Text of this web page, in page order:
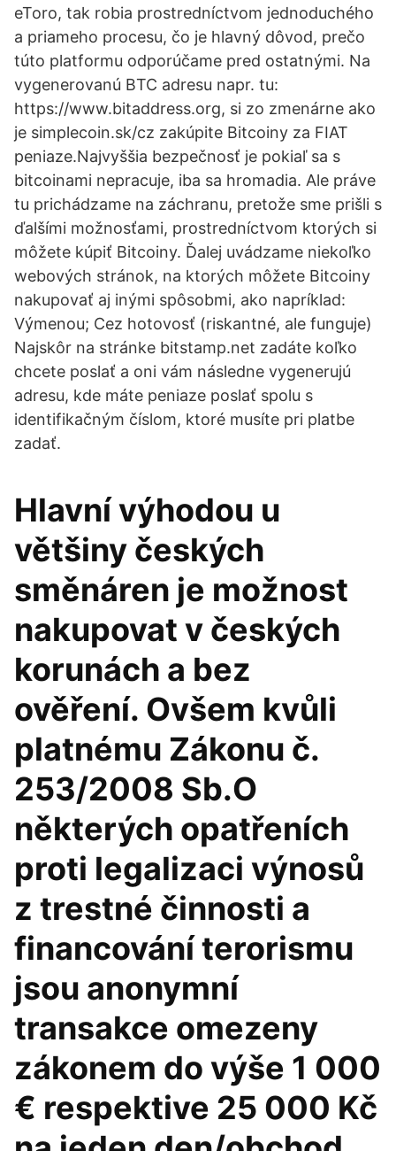
eToro, tak robia prostredníctvom jednoduchého
a priameho procesu, čo je hlavný dôvod, prečo
túto platformu odporúčame pred ostatnými. Na
vygenerovanú BTC adresu napr. tu:
https://www.bitaddress.org, si zo zmenárne ako
je simplecoin.sk/cz zakúpite Bitcoiny za FIAT
peniaze.Najvyššia bezpečnosť je pokiaľ sa s
bitcoinami nepracuje, iba sa hromadia. Ale práve
tu prichádzame na záchranu, pretože sme prišli s
ďalšími možnosťami, prostredníctvom ktorých si
môžete kúpiť Bitcoiny. Ďalej uvádzame niekoľko
webových stránok, na ktorých môžete Bitcoiny
nakupovať aj inými spôsobmi, ako napríklad:
Výmenou; Cez hotovosť (riskantné, ale funguje)
Najskôr na stránke bitstamp.net zadáte koľko
chcete poslať a oni vám následne vygenerujú
adresu, kde máte peniaze poslať spolu s
identifikačným číslom, ktoré musíte pri platbe
zadať.
Hlavní výhodou u
většiny českých
směnáren je možnost
nakupovat v českých
korunách a bez
ověření. Ovšem kvůli
platnému Zákonu č.
253/2008 Sb.O
některých opatřeních
proti legalizaci výnosů
z trestné činnosti a
financování terorismu
jsou anonymní
transakce omezeny
zákonem do výše 1 000
€ respektive 25 000 Kč